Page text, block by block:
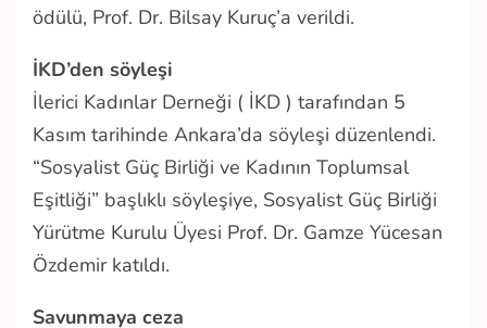
ödülü, Prof. Dr. Bilsay Kuruç’a verildi.
İKD’den söyleşi
İlerici Kadınlar Derneği ( İKD ) tarafından 5
Kasım tarihinde Ankara’da söyleşi düzenlendi.
“Sosyalist Güç Birliği ve Kadının Toplumsal
Eşitliği” başlıklı söyleşiye, Sosyalist Güç Birliği
Yürütme Kurulu Üyesi Prof. Dr. Gamze Yücesan
Özdemir katıldı.
Savunmaya ceza